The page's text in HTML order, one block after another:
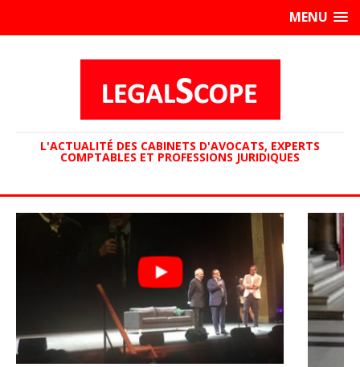
MENU
L'ACTUALITÉ DES CABINETS D'AVOCATS, EXPERTS
COMPTABLES ET PROFESSIONS JURIDIQUES